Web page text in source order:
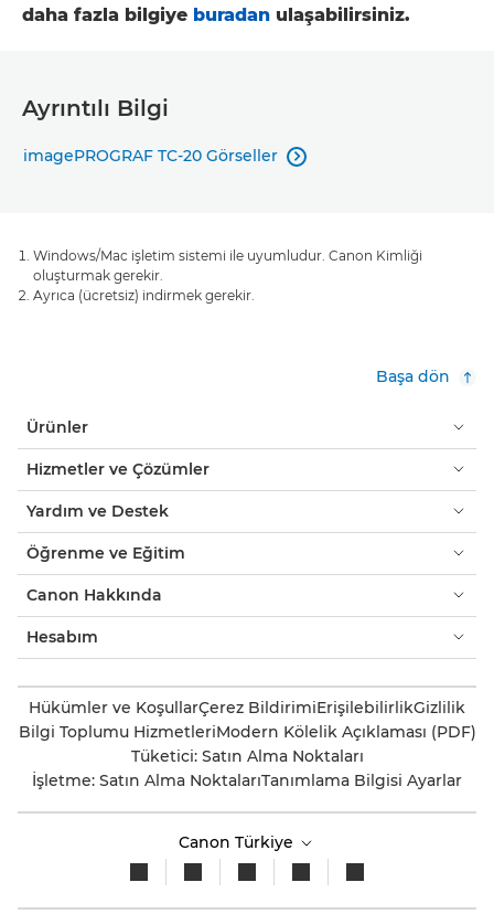
daha fazla bilgiye buradan ulaşabilirsiniz.
Ayrıntılı Bilgi
imagePROGRAF TC-20 Görseller 
Windows/Mac işletim sistemi ile uyumludur. Canon Kimliği
oluşturmak gerekir.
Ayrıca (ücretsiz) indirmek gerekir.
Başa dön
Ürünler
Hizmetler ve Çözümler
Yardım ve Destek
Öğrenme ve Eğitim
Canon Hakkında
Hesabım
Hükümler ve KoşullarÇerez BildirimiErişilebilirlikGizlilik
Bilgi Toplumu HizmetleriModern Kölelik Açıklaması (PDF)
Tüketici: Satın Alma Noktaları
İşletme: Satın Alma NoktalarıTanımlama Bilgisi Ayarlar
Canon Türkiye